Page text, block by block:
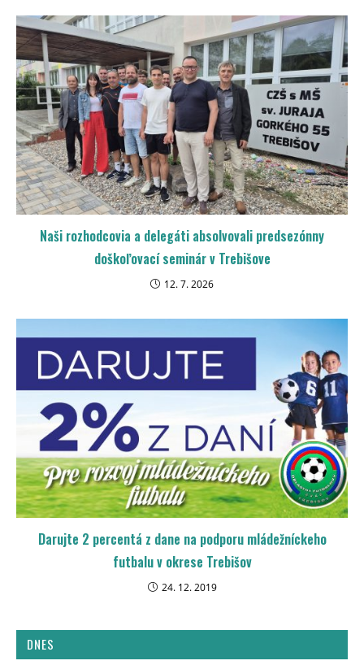
Naši rozhodcovia a delegáti absolvovali predsezónny
doškoľovací seminár v Trebišove
12. 7. 2026
Darujte 2 percentá z dane na podporu mládežníckeho
futbalu v okrese Trebišov
24. 12. 2019
DNES